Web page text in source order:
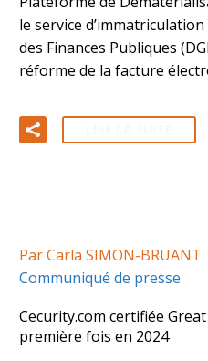
le service
des Finances Publiques
réforme de la facture
Par Carla SIMON-BRUANT
Communiqué de presse
Cecurity.com certifiée
première fois en 2024